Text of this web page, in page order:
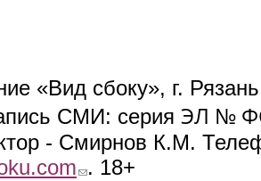
«Вид сбоку», г.
СМИ: серия ЭЛ №
- Смирнов К.М.
(link sends e-mail)
. 18+